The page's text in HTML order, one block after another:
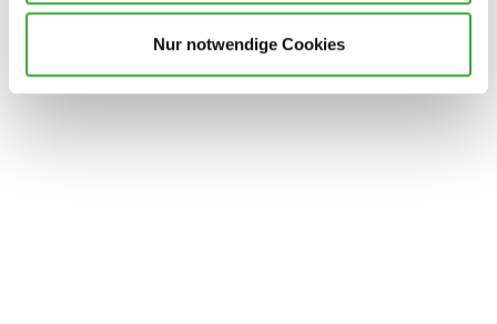
Nur notwendige Cookies